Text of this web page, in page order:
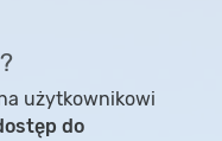
użytkownikowi
do